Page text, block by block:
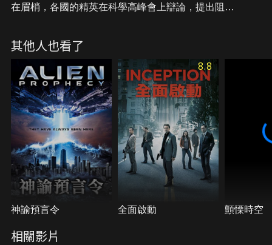
在眉梢，各國的精英在科學高峰會上辯論，提出阻止
富翁的女兒，找來了一組專家，想在為時已晚之前破
壞彗星阻止它撞地球…
其他人也看了
神諭預言令
8.8
全面啟動 顫慄時空
相關影片